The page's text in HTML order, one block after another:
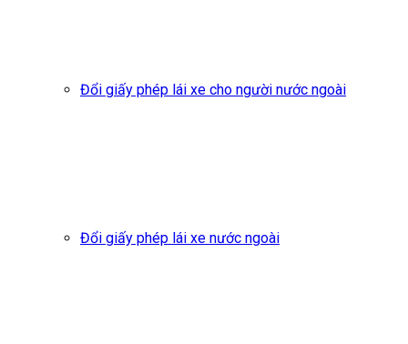
Đổi giấy phép lái xe cho người nước ngoài
Đổi giấy phép lái xe nước ngoài